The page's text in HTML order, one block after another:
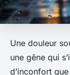
Une douleur
une gêne qui
d’inconfort